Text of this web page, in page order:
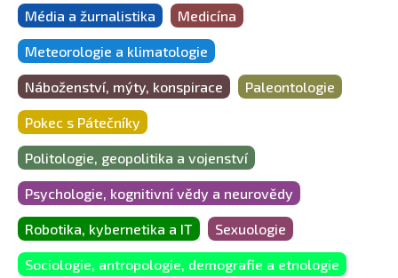
Média a žurnalistika Medicína
Meteorologie a klimatologie
Náboženství, mýty, konspirace Paleontologie
Pokec s Pátečníky
Politologie, geopolitika a vojenství
Psychologie, kognitivní vědy a neurovědy
Robotika, kybernetika a IT Sexuologie
Sociologie, antropologie, demografie a etnologie